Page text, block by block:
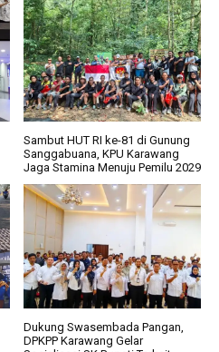
Sambut HUT RI ke-81 di Gunung
Sanggabuana, KPU Karawang
Jaga Stamina Menuju Pemilu 2029
Dukung Swasembada Pangan,
DPKPP Karawang Gelar